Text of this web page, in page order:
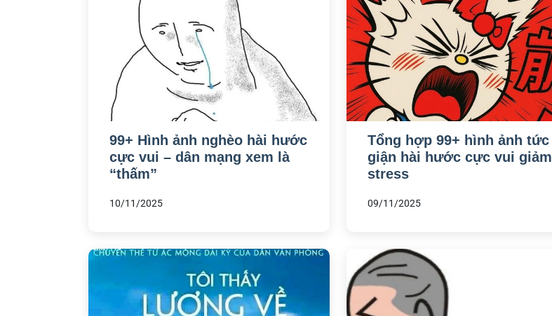
99+ Hình ảnh nghèo hài hước
cực vui – dân mạng xem là
“thấm”
10/11/2025
Tổng hợp 99+ hình ảnh tức
giận hài hước cực vui giảm
stress
09/11/2025